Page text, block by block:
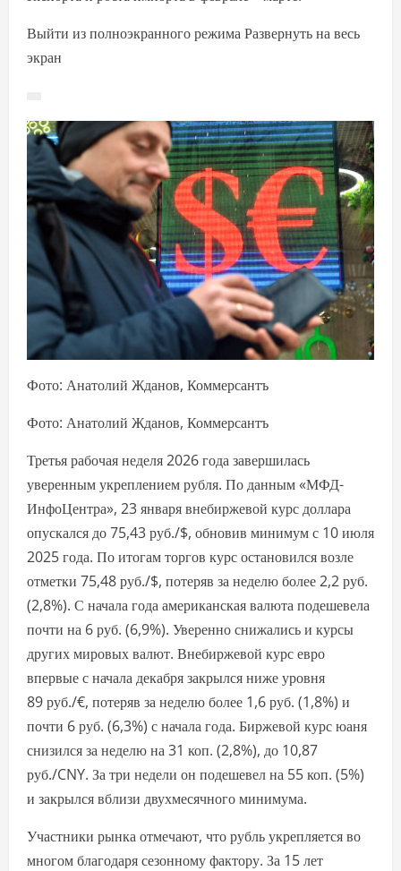
Выйти из полноэкранного режима Развернуть на весь
экран
Фото: Анатолий Жданов, Коммерсантъ
Фото: Анатолий Жданов, Коммерсантъ
Третья рабочая неделя 2026 года завершилась
уверенным укреплением рубля. По данным «МФД-
ИнфоЦентра», 23 января внебиржевой курс доллара
опускался до 75,43 руб./$, обновив минимум с 10 июля
2025 года. По итогам торгов курс остановился возле
отметки 75,48 руб./$, потеряв за неделю более 2,2 руб.
(2,8%). С начала года американская валюта подешевела
почти на 6 руб. (6,9%). Уверенно снижались и курсы
других мировых валют. Внебиржевой курс евро
впервые с начала декабря закрылся ниже уровня
89 руб./€, потеряв за неделю более 1,6 руб. (1,8%) и
почти 6 руб. (6,3%) с начала года. Биржевой курс юаня
снизился за неделю на 31 коп. (2,8%), до 10,87
руб./CNY. За три недели он подешевел на 55 коп. (5%)
и закрылся вблизи двухмесячного минимума.
Участники рынка отмечают, что рубль укрепляется во
многом благодаря сезонному фактору. За 15 лет